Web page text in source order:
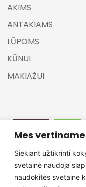
Mes
Siekiant užtikrinti
svetainė naudoja
naudokitės svetaine
AKIMS
ANTAKIAMS
LŪPOMS
KŪNUI
MAKIAŽUI